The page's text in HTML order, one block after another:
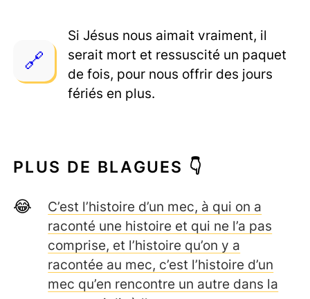
Si Jésus nous aimait vraiment, il
serait mort et ressuscité un paquet
de fois, pour nous offrir des jours
fériés en plus.
PLUS DE BLAGUES 👇
C’est l’histoire d’un mec, à qui on a
raconté une histoire et qui ne l’a pas
comprise, et l’histoire qu’on y a
racontée au mec, c’est l’histoire d’un
mec qu’en rencontre un autre dans la